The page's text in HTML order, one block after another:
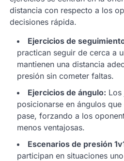
distancia con respecto a los
decisiones rápida.
Ejercicios de
practican seguir de cerca a
mantienen una distancia
presión sin cometer faltas.
Ejercicios de ángulo: Los
posicionarse en ángulos
pase, forzando a los
menos ventajosas.
Escenarios de presión
participan en situaciones